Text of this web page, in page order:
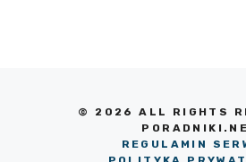
© 2026 ALL RIGHTS
REGULAMIN